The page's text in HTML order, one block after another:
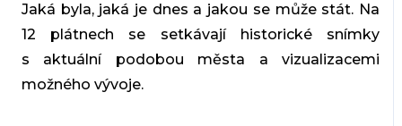
Jaká byla, jaká je dnes a jakou se může stát. Na
12 plátnech se setkávají historické snímky
s aktuální podobou města a vizualizacemi
možného vývoje.